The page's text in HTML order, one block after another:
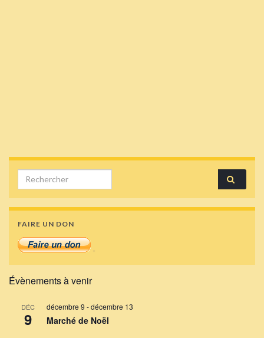
Search for:
FAIRE UN DON
Évènements à venir
DÉC
9
décembre 9 -décembre 13
Marché de Noël